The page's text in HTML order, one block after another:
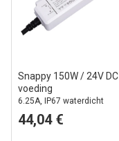
Snappy 150W / 24V DC
voeding
6.25A, IP67 waterdicht
44,04 €